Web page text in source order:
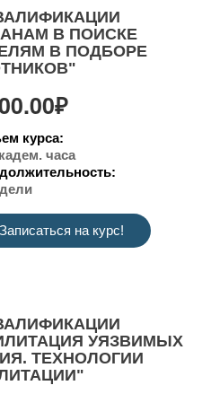
В ПОИСКЕ
В ПОДБОРЕ
курса:
часа
Записаться на курс!
УЯЗВИМЫХ
ТЕХНОЛОГИИ